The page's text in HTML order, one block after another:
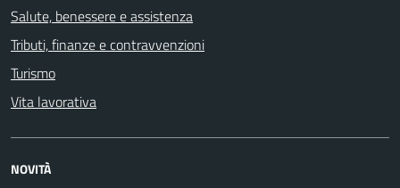
Salute, benessere e assistenza
Tributi, finanze e contravvenzioni
Turismo
Vita lavorativa
NOVITÀ